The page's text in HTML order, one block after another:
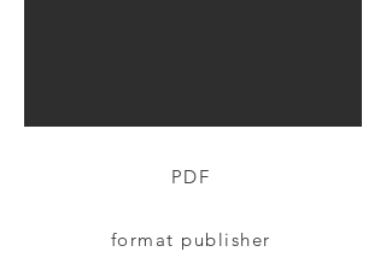
PDF
format publisher